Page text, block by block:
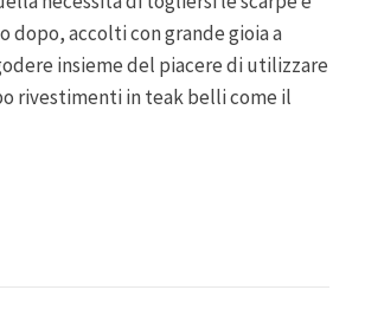
dopo, accolti con grande gioia a
insieme del piacere di utilizzare
rivestimenti in teak belli come il